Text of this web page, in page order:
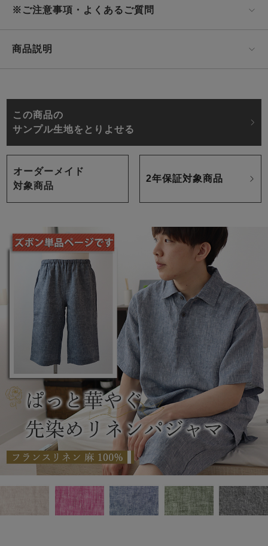
※ご注意事項・よくあるご質問
商品説明
この商品の
サンプル生地をとりよせる
オーダーメイド
対象商品
2年保証対象商品